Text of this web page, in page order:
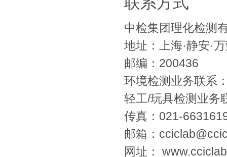
中检集团理化检测
地址：上海·静安·
邮编：200436
环境检测业务联系
轻工/玩具检测业务
传真：021-
邮箱：
网址：